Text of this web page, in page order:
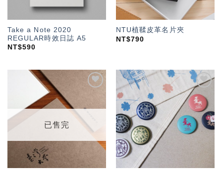
Take a Note 2020
REGULAR時效日誌 A5
NT$590
NTU植鞣皮革名片夾
NT$790
望輕
已售完
加入
「願
望輕
單」